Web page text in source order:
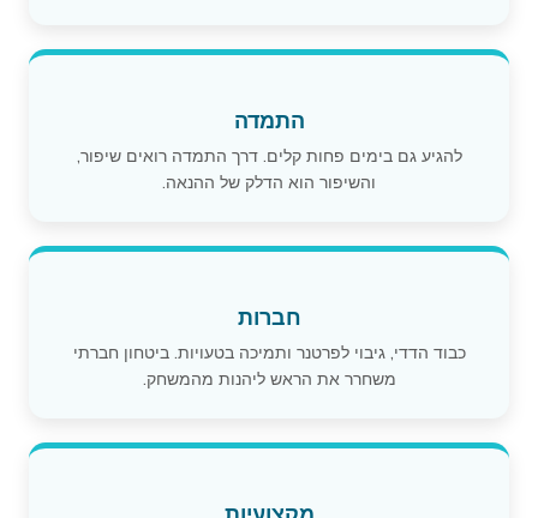
התמדה
להגיע גם בימים פחות קלים. דרך התמדה רואים שיפור,
והשיפור הוא הדלק של ההנאה.
חברות
כבוד הדדי, גיבוי לפרטנר ותמיכה בטעויות. ביטחון חברתי
משחרר את הראש ליהנות מהמשחק.